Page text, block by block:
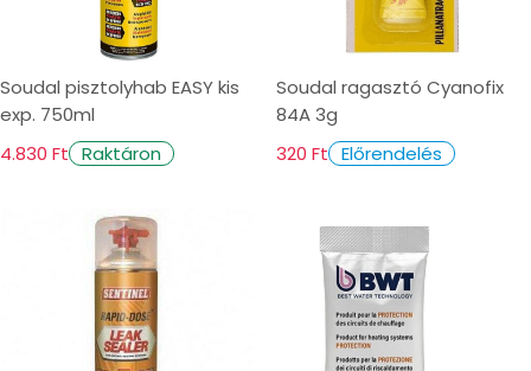
Soudal pisztolyhab EASY kis
exp. 750ml
4.830 Ft Raktáron
Soudal ragasztó Cyanofix
84A 3g
320 Ft Előrendelés